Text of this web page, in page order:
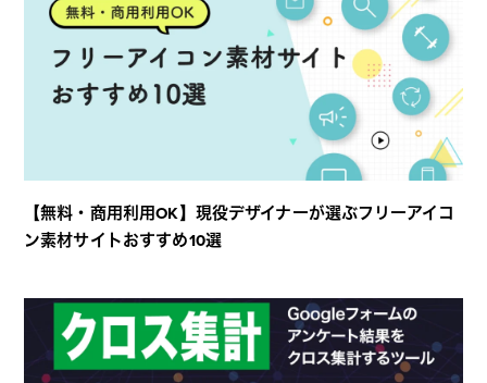
【無料・商用利用OK】現役デザイナーが選ぶフリーアイコ
ン素材サイトおすすめ10選